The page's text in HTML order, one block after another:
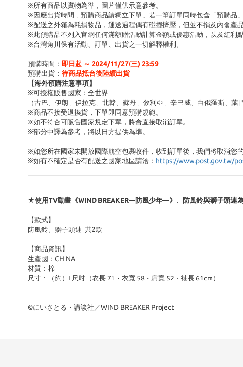
※所有商品以實物為準，圖片僅供示意參考。
※因應出貨時間，預購商品請獨立下單。若一筆訂單同時包含「預購品
※配送之外箱為耗損物品，運送過程偶有碰撞擠壓，但並不損及內盒產
※此預購品不列入官網任何滿額贈活動計算金額或優惠活動，以及紅利點
※台灣角川保有活動、訂單、出貨之一切解釋權利。
預購時間： 即日起 ～ 2024/11/27(三) 23:59
預購出貨： 待商品抵台後陸續出貨
【海外預購注意事項】
※可授權販售國家：全世界
（古巴、伊朗、伊拉克、北韓、蘇丹、敘利亞、辛巴威、白俄羅斯、
※商品不接受退換貨，下單即同意預購規範。
※如不符合可販售國家規定下單，將會直接取消訂單。
※部分中譯為參考，將以日方提供為準。
※如您所在國家未開放國際航空包裹收件，收到訂單後，我們將取消您的
※如有不確定是否有配送之國家地區請洽： https://www.post.gov.tw/
★使用TV動畫《WIND BREAKER—防風少年—》、防風鈴與獅子頭連
【款式】
防風鈴、獅子頭連 共2款
【商品資訊】
生產國：CHINA
材質：棉
尺寸：（約）L尺吋（衣長 71・衣寬 58・肩寬 52・袖長 61cm）
©にいさとる・講談社／WIND BREAKER Project